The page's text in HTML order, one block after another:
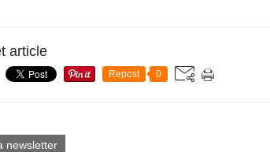
article
Repost 0
newsletter